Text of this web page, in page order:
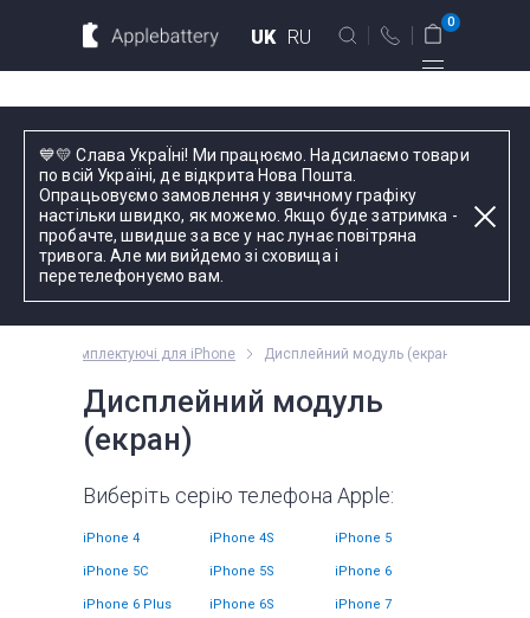
💙💛 Слава УкраЇні! Ми працюємо. Надсилаємо товари
по всій Україні, де відкрита Нова Пошта.
Опрацьовуємо замовлення у звичному графіку
настільки швидко, як можемо. Якщо буде затримка -
пробачте, швидше за все у нас лунає повітряна
тривога. Але ми вийдемо зі сховища і
перетелефонуємо вам.
UK RU
вул. Голосіївська 17, оф. 104
+38 044 339 57 83
Зворотний дзвінок
Пн-Пт:
оформлення
телефоном
0
Для планшетов
Введіть назву пристрою, модель або серію
Комплектуючі для iPhone Дисплейний модуль (екран)
Дисплейний модуль
(екран)
Виберіть серію телефона Apple:
iPhone 4 iPhone 4S iPhone 5
iPhone 5C iPhone 5S iPhone 6
iPhone 6 Plus iPhone 6S iPhone 7